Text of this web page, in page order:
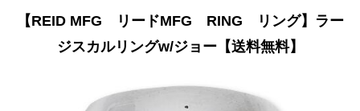
【REID MFG リードMFG RING リング】ラー
ジスカルリングw/ジョー【送料無料】